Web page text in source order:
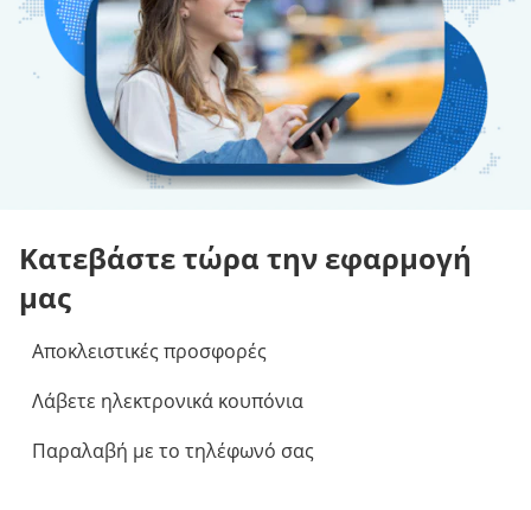
Κατεβάστε τώρα την εφαρμογή
μας
Αποκλειστικές προσφορές
Λάβετε ηλεκτρονικά κουπόνια
Παραλαβή με το τηλέφωνό σας